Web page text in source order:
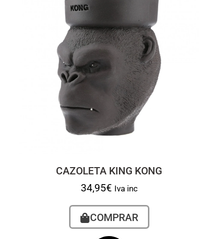
CAZOLETA KING KONG
34,95€ Iva inc
COMPRAR